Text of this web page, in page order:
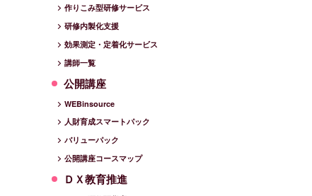
作りこみ型研修サービス
研修内製化支援
効果測定・定着化サービス
講師一覧
公開講座
WEBinsource
人財育成スマートパック
バリューパック
公開講座コースマップ
ＤＸ教育推進